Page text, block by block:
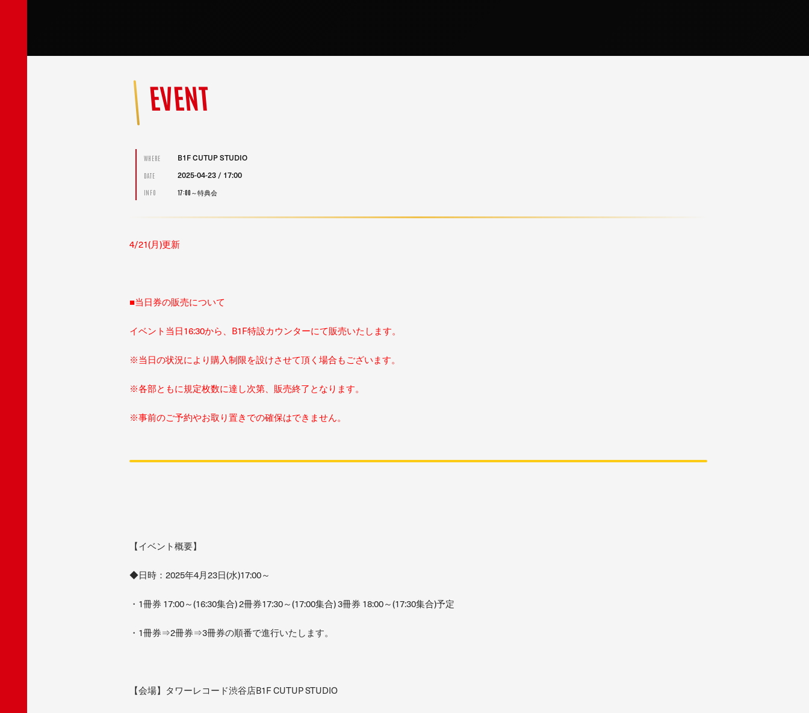
EVENT
WHERE B1F CUTUP STUDIO
DATE 2025-04-23 / 17:00
INFO 17:00～特典会
4/21(月)更新
■当日券の販売について
イベント当日16:30から、 B1F特設カウンターにて販売いたします。
※当日の状況により購入制限を設けさせて頂く場合もございます。
※各部ともに規定枚数に達し次第、販売終了となります。
※事前のご予約やお取り置きでの確保はできません。
【イベント概要】
◆日時：2025年4月23日(水)17:00～
・1冊券 17:00～(16:30集合) 2冊券17:30～(17:00集合) 3冊券 18:00～(17:30集合)予定
・1冊券⇒2冊券⇒3冊券の順番で進行いたします。
【会場】タワーレコード渋谷店B1F CUTUP STUDIO